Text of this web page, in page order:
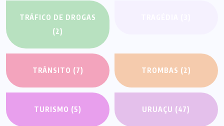
TRÁFICO DE DROGAS
(2)
TRÂNSITO (7) TROMBAS (2)
TURISMO (5) URUAÇU (47)